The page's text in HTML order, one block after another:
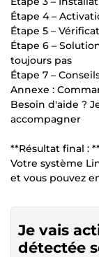
Étape 4 –
Étape 5 –
Étape 6 –
toujours pas
Étape 7 –
Annexe :
Besoin d'aide ?
accompagner
**Résultat final :
Votre système
et vous pouvez
Je vais
détectée